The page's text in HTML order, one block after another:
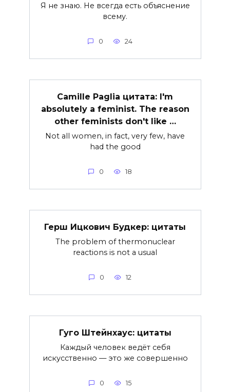
Я не знаю. Не всегда есть объяснение
всему.
0 24
Camille Paglia цитата: I'm
absolutely a feminist. The reason
other feminists don't like …
Not all women, in fact, very few, have
had the good
0 18
Герш Ицкович Будкер: цитаты
The problem of thermonuclear
reactions is not a usual
0 12
Гуго Штейнхаус: цитаты
Каждый человек ведёт себя
искусственно — это же совершенно
0 15